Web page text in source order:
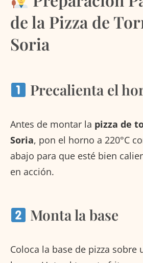
de la Pizza de
Soria
Precalienta el
Antes de montar la pizza de
Soria, pon el horno a 220°C
abajo para que esté bien
en acción.
Monta la base
Coloca la base de pizza sobre